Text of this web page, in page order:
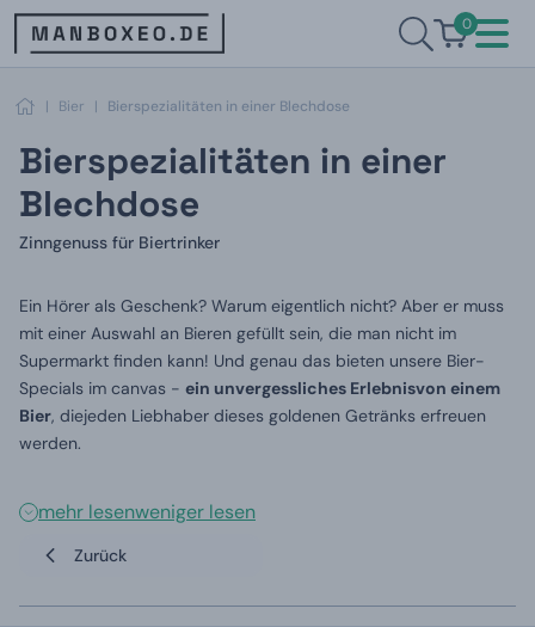
0
| Bier | Bierspezialitäten in einer Blechdose
Bierspezialitäten in einer
Blechdose
Zinngenuss für Biertrinker
Ein Hörer als Geschenk? Warum eigentlich nicht? Aber er muss
mit einer Auswahl an Bieren gefüllt sein, die man nicht im
Supermarkt finden kann! Und genau das bieten unsere Bier-
Specials im canvas - ein unvergessliches Erlebnisvon einem
Bier, diejeden Liebhaber dieses goldenen Getränks erfreuen
werden.
mehr lesenweniger lesen
Zurück